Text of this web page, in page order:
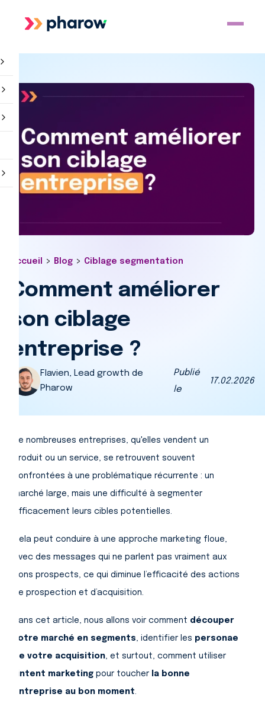
Accueil > Blog > Ciblage segmentation
Comment améliorer
son ciblage
entreprise ?
Flavien, Lead growth de
Pharow
Publié
le
17.02.2026
De nombreuses entreprises, qu'elles vendent un
produit ou un service, se retrouvent souvent
confrontées à une problématique récurrente : un
marché large, mais une difficulté à segmenter
efficacement leurs cibles potentielles.
Cela peut conduire à une approche marketing floue,
avec des messages qui ne parlent pas vraiment aux
bons prospects, ce qui diminue l’efficacité des actions
de prospection et d’acquisition.
Dans cet article, nous allons voir comment découper
votre marché en segments, identifier les personae
de votre acquisition, et surtout, comment utiliser
l'intent marketing pour toucher la bonne
entreprise au bon moment.